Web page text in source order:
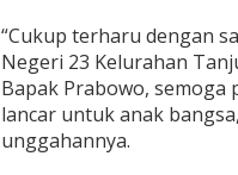
z
i
G
r
a
t
“Cukup terharu dengan
Negeri 23 Kelurahan
Bapak Prabowo,
lancar untuk anak
unggahannya.